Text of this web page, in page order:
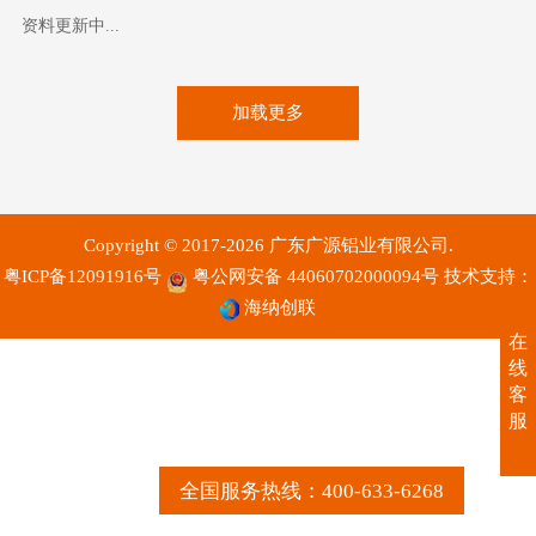
全国服务热线：400-633-6268
资料更新中...
加载更多
Copyright © 2017-2026 广东广源铝业有限公司.
粤ICP备12091916号
粤公网安备 44060702000094号 技术支持：
海纳创联
在
线
客
服